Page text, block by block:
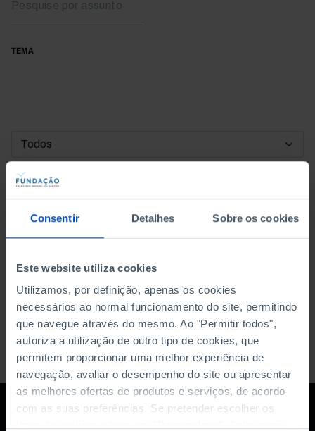
Consentir Detalhes Sobre os cookies
Este website utiliza cookies
Utilizamos, por definição, apenas os cookies
necessários ao normal funcionamento do site, permitindo
que navegue através do mesmo. Ao "Permitir todos",
autoriza a utilização de outro tipo de cookies, que
permitem proporcionar uma melhor experiência de
navegação, avaliar o desempenho do site ou apresentar
as melhores ofertas de produtos e serviços, de acordo
com as suas preferências. Se pretender escolher os
TEMA
DATA DE INÍCIO
DATA DE FIM